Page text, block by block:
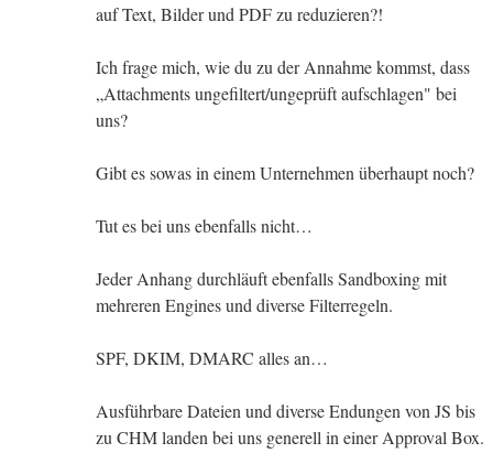
auf Text, Bilder und PDF zu reduzieren?!
Ich frage mich, wie du zu der Annahme kommst, dass
„Attachments ungefiltert/ungeprüft aufschlagen" bei
uns?
Gibt es sowas in einem Unternehmen überhaupt noch?
Tut es bei uns ebenfalls nicht…
Jeder Anhang durchläuft ebenfalls Sandboxing mit
mehreren Engines und diverse Filterregeln.
SPF, DKIM, DMARC alles an…
Ausführbare Dateien und diverse Endungen von JS bis
zu CHM landen bei uns generell in einer Approval Box.